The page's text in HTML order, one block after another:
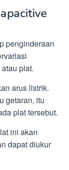
penginderaan
plat.
arus listrik.
getaran, itu
plat tersebut.
ini akan
dapat diukur